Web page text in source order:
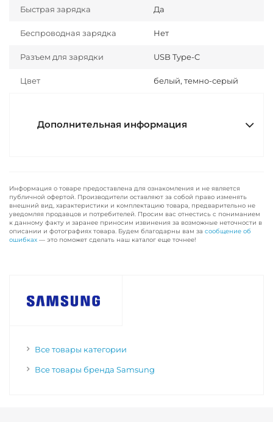
Быстрая зарядка Да
Беспроводная зарядка Нет
Разъем для зарядки USB Type-C
Цвет белый, темно-серый
Дополнительная информация
Информация о товаре предоставлена для ознакомления и не является
публичной офертой. Производители оставляют за собой право изменять
внешний вид, характеристики и комплектацию товара, предварительно не
уведомляя продавцов и потребителей. Просим вас отнестись с пониманием
к данному факту и заранее приносим извинения за возможные неточности в
описании и фотографиях товара. Будем благодарны вам за сообщение об
ошибках — это поможет сделать наш каталог еще точнее!
Все товары категории
Все товары бренда Samsung